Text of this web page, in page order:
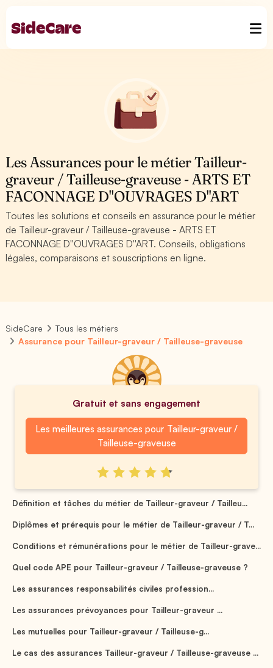
Les Assurances pour le métier Tailleur-
graveur / Tailleuse-graveuse - ARTS ET
FACONNAGE D''OUVRAGES D''ART
Toutes les solutions et conseils en assurance pour le métier
de Tailleur-graveur / Tailleuse-graveuse - ARTS ET
FACONNAGE D''OUVRAGES D''ART. Conseils, obligations
légales, comparaisons et souscriptions en ligne.
SideCare
Tous les métiers
Assurance pour Tailleur-graveur / Tailleuse-graveuse
Gratuit et sans engagement
Les meilleures assurances pour Tailleur-graveur /
Tailleuse-graveuse
Définition et tâches du métier de Tailleur-graveur / Tailleu...
Diplômes et prérequis pour le métier de Tailleur-graveur / T...
Conditions et rémunérations pour le métier de Tailleur-grave...
Quel code APE pour Tailleur-graveur / Tailleuse-graveuse ?
Les assurances responsabilités civiles profession...
Les assurances prévoyances pour Tailleur-graveur ...
Les mutuelles pour Tailleur-graveur / Tailleuse-g...
Le cas des assurances Tailleur-graveur / Tailleuse-graveuse ...